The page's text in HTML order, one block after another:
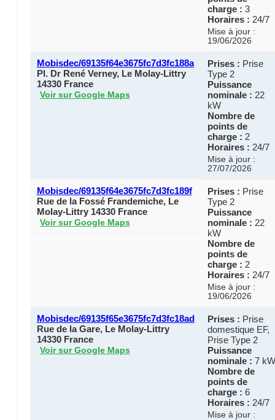
charge : 3
Horaires : 24/7
Mise à jour :
19/06/2026
Mobisdec/69135f64e3675fc7d3fc188a
Pl. Dr René Verney, Le Molay-Littry
14330 France
Voir sur Google Maps
Prises : Prise
Type 2
Puissance
nominale : 22
kW
Nombre de
points de
charge : 2
Horaires : 24/7
Mise à jour :
27/07/2026
Mobisdec/69135f64e3675fc7d3fc189f
Rue de la Fossé Frandemiche, Le
Molay-Littry 14330 France
Voir sur Google Maps
Prises : Prise
Type 2
Puissance
nominale : 22
kW
Nombre de
points de
charge : 2
Horaires : 24/7
Mise à jour :
19/06/2026
Mobisdec/69135f65e3675fc7d3fc18ad
Rue de la Gare, Le Molay-Littry
14330 France
Voir sur Google Maps
Prises : Prise
domestique EF,
Prise Type 2
Puissance
nominale : 7 kW
Nombre de
points de
charge : 6
Horaires : 24/7
Mise à jour :